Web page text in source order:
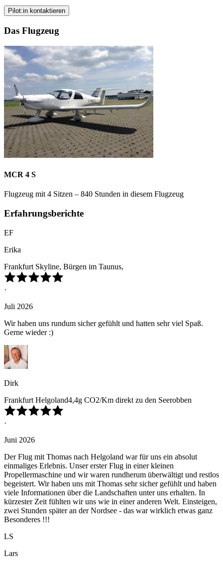
Pilot:in kontaktieren
Das Flugzeug
MCR 4 S
Flugzeug mit 4 Sitzen – 840 Stunden in diesem Flugzeug
Erfahrungsberichte
EF
Erika
Frankfurt Skyline, Bürgen im Taunus,
·
Juli 2026
Wir haben uns rundum sicher gefühlt und hatten sehr viel Spaß.
Gerne wieder :)
Dirk
Frankfurt Helgoland4,4g CO2/Km direkt zu den Seerobben
·
Juni 2026
Der Flug mit Thomas nach Helgoland war für uns ein absolut
einmaliges Erlebnis. Unser erster Flug in einer kleinen
Propellermaschine und wir waren rundherum überwältigt und restlos
begeistert. Wir haben uns mit Thomas sehr sicher gefühlt und haben
viele Informationen über die Landschaften unter uns erhalten. In
kürzester Zeit fühlten wir uns wie in einer anderen Welt. Einsteigen,
zwei Stunden später an der Nordsee - das war wirklich etwas ganz
Besonderes !!!
LS
Lars